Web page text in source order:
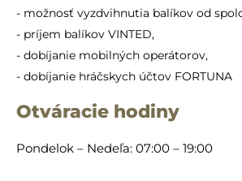
- možnosť vyzdvihnutia balíkov od
- príjem balíkov VINTED,
- dobíjanie mobilných operátorov,
- dobíjanie hráčskych účtov FORTUNA
Otváracie hodiny
Pondelok – Nedeľa: 07:00 – 19:00